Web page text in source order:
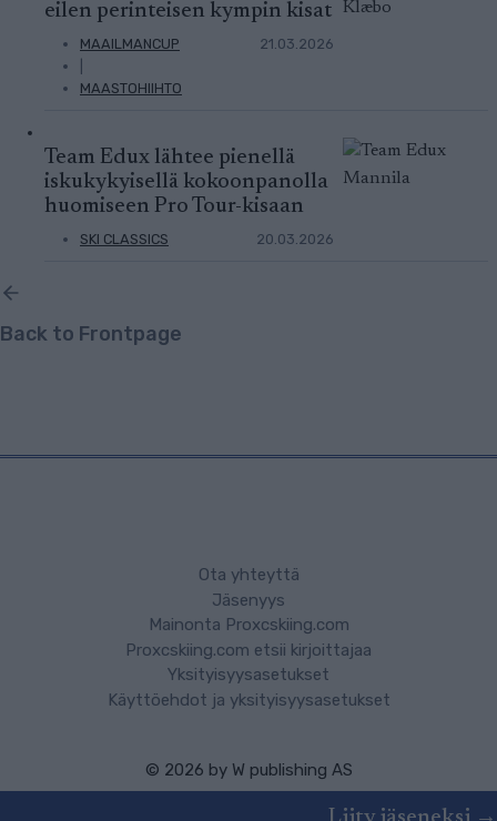
eilen perinteisen kympin kisat
MAAILMANCUP
MAASTOHIIHTO
21.03.2026
Team Edux lähtee pienellä
iskukykyisellä kokoonpanolla
huomiseen Pro Tour-kisaan
SKI CLASSICS 20.03.2026
Back to Frontpage
Ota yhteyttä
Jäsenyys
Mainonta Proxcskiing.com
Proxcskiing.com etsii kirjoittajaa
Yksityisyysasetukset
Käyttöehdot ja yksityisyysasetukset
© 2026 by W publishing AS